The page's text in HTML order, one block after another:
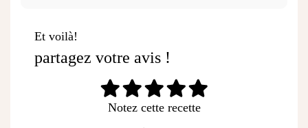
Et voilà!
partagez votre avis !
Notez cette recette